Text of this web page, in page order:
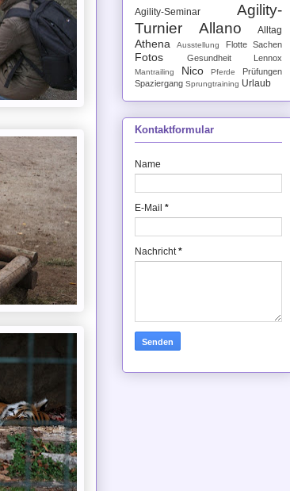
Agility-Seminar
Agility-
Turnier
Allano Alltag
Athena Ausstellung Flotte Sachen
Fotos Gesundheit Lennox
Mantrailing Nico Pferde
Prüfungen
Spaziergang Sprungtraining Urlaub
Kontaktformular
Name
E-Mail *
Nachricht*